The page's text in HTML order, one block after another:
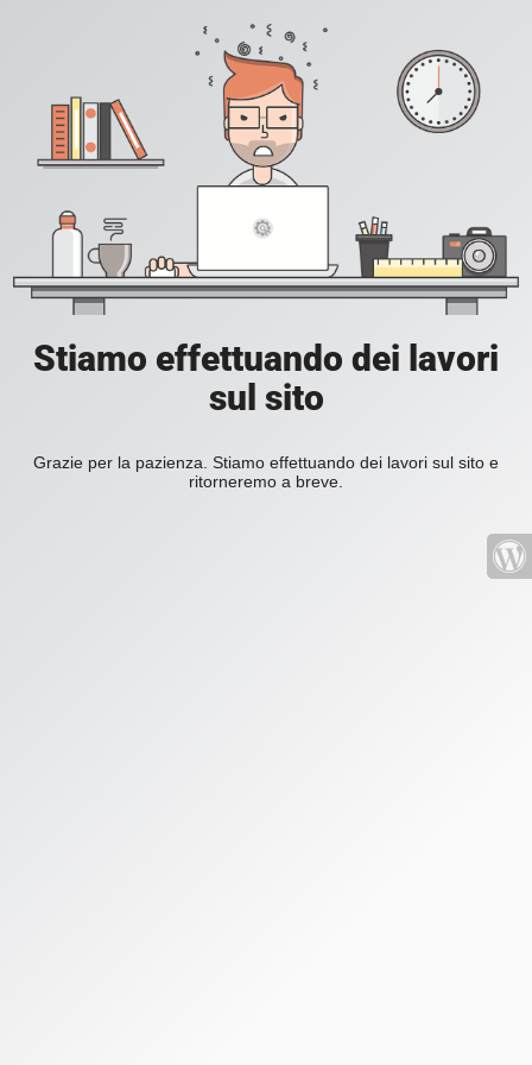
Stiamo effettuando dei lavori
sul sito
Grazie per la pazienza. Stiamo effettuando dei lavori sul sito e
ritorneremo a breve.